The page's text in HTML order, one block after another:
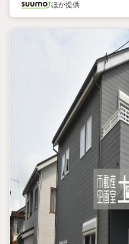
ほか提供